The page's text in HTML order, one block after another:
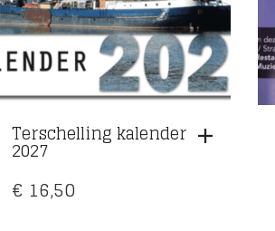
Terschelling kalender
2027
€ 16,50